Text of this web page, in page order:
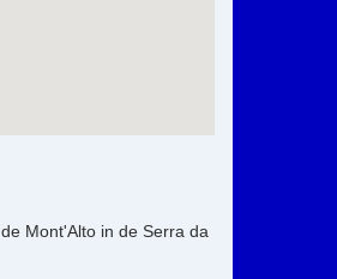
Mont'Alto in de Serra da